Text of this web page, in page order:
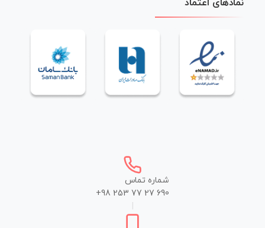
نمادهای اعتماد
شماره تماس
+98 253 77 27 690